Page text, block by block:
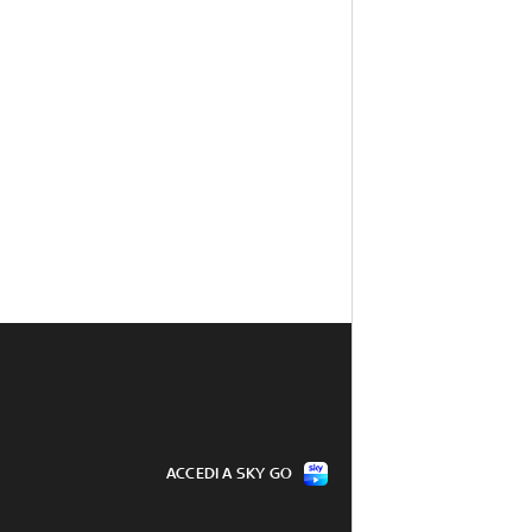
ACCEDI A SKY GO